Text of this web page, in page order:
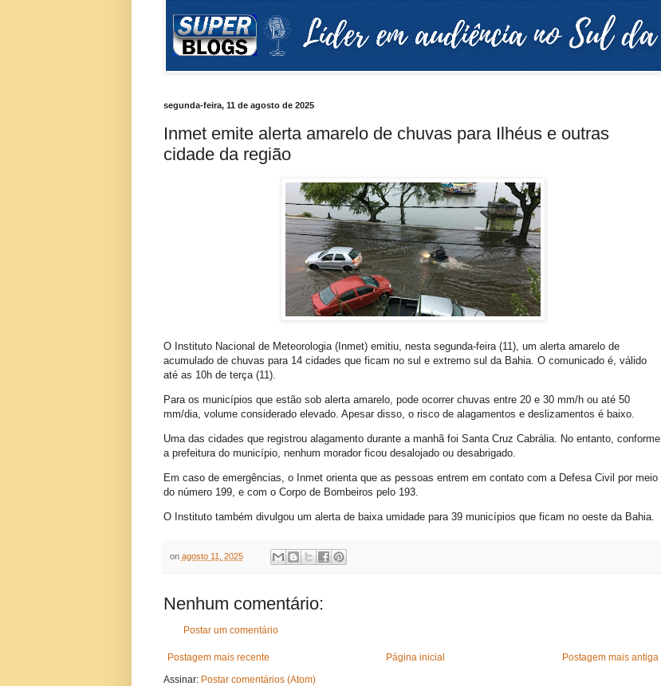
segunda-feira, 11 de agosto de 2025
Inmet emite alerta amarelo de chuvas para Ilhéus e outras
cidade da região
O Instituto Nacional de Meteorologia (Inmet) emitiu, nesta segunda-feira (11), um alerta amarelo de
acumulado de chuvas para 14 cidades que ficam no sul e extremo sul da Bahia. O comunicado é, válido
até as 10h de terça (11).
Para os municípios que estão sob alerta amarelo, pode ocorrer chuvas entre 20 e 30 mm/h ou até 50
mm/dia, volume considerado elevado. Apesar disso, o risco de alagamentos e deslizamentos é baixo.
Uma das cidades que registrou alagamento durante a manhã foi Santa Cruz Cabrália. No entanto, conforme
a prefeitura do município, nenhum morador ficou desalojado ou desabrigado.
Em caso de emergências, o Inmet orienta que as pessoas entrem em contato com a Defesa Civil por meio
do número 199, e com o Corpo de Bombeiros pelo 193.
O Instituto também divulgou um alerta de baixa umidade para 39 municípios que ficam no oeste da Bahia.
on agosto 11, 2025
Nenhum comentário:
Postar um comentário
Postagem mais recente Postagem mais antiga
Página inicial
Assinar: Postar comentários (Atom)